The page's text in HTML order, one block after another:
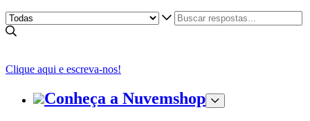
Clique aqui e escreva-nos!
Conheça a Nuvemshop